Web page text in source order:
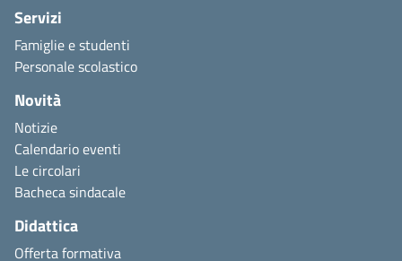
Servizi
Famiglie e studenti
Personale scolastico
Novità
Notizie
Calendario eventi
Le circolari
Bacheca sindacale
Didattica
Offerta formativa